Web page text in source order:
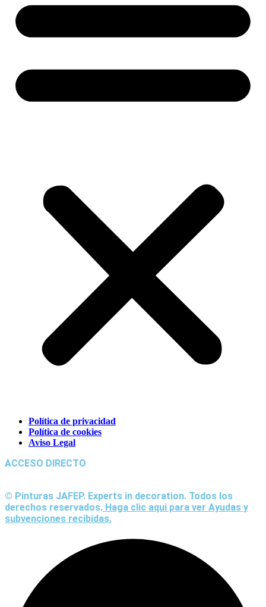
Política de privacidad
Política de cookies
Aviso Legal
ACCESO DIRECTO
© Pinturas JAFEP. Experts in decoration. Todos los
derechos reservados. Haga clic aqui para ver Ayudas y
subvenciones recibidas.